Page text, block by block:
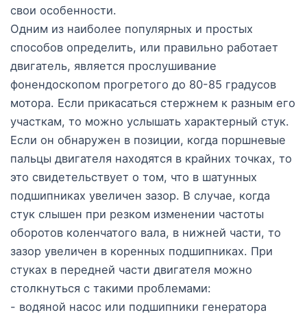
свои особенности.
Одним из наиболее популярных и простых
способов определить, или правильно работает
двигатель, является прослушивание
фонендоскопом прогретого до 80-85 градусов
мотора. Если прикасаться стержнем к разным его
участкам, то можно услышать характерный стук.
Если он обнаружен в позиции, когда поршневые
пальцы двигателя находятся в крайних точках, то
это свидетельствует о том, что в шатунных
подшипниках увеличен зазор. В случае, когда
стук слышен при резком изменении частоты
оборотов коленчатого вала, в нижней части, то
зазор увеличен в коренных подшипниках. При
стуках в передней части двигателя можно
столкнуться с такими проблемами:
- водяной насос или подшипники генератора